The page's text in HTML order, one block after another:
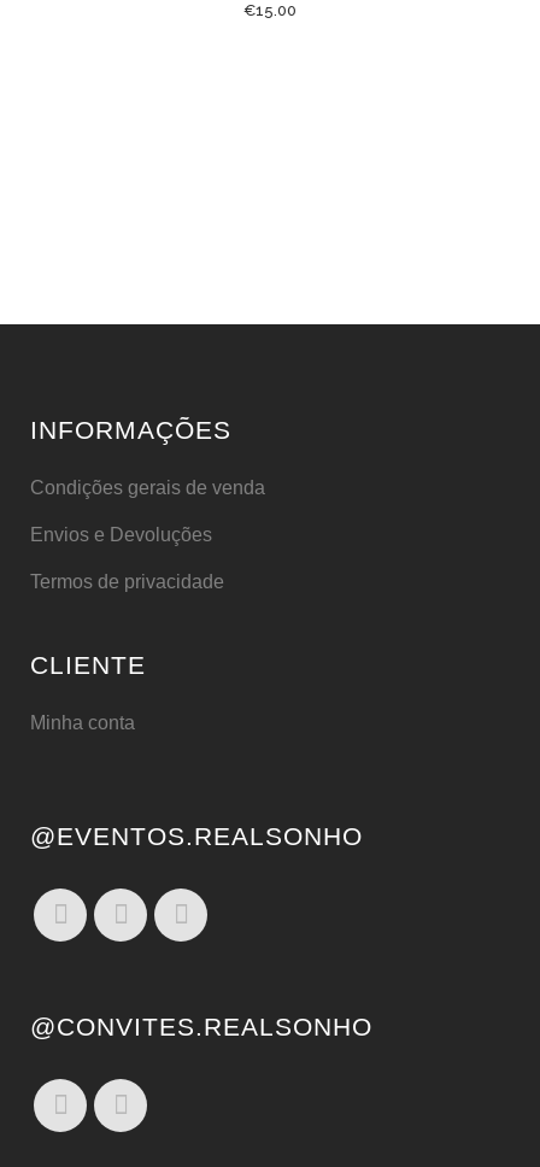
€15.00
INFORMAÇÕES
Condições gerais de venda
Envios e Devoluções
Termos de privacidade
CLIENTE
Minha conta
@EVENTOS.REALSONHO
@CONVITES.REALSONHO